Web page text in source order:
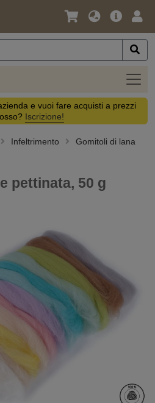
Lingua
Valuta
Offerta
e vuoi fare acquisti a prezzi
Iscrizione!
Infeltrimento
Gomitoli di lana
pettinata, 50 g